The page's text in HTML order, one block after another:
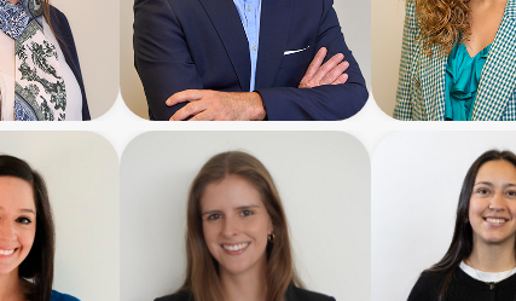
José Miguel
Larraín
Senior Associate
Catalina
Ramírez
Associate